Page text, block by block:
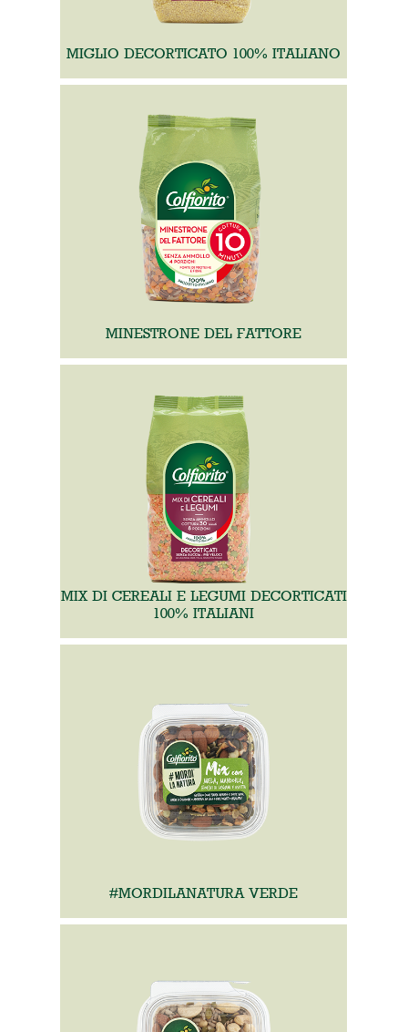
MIGLIO DECORTICATO 100% ITALIANO
MINESTRONE DEL FATTORE
MIX DI CEREALI E LEGUMI DECORTICATI
100% ITALIANI
#MORDILANATURA VERDE